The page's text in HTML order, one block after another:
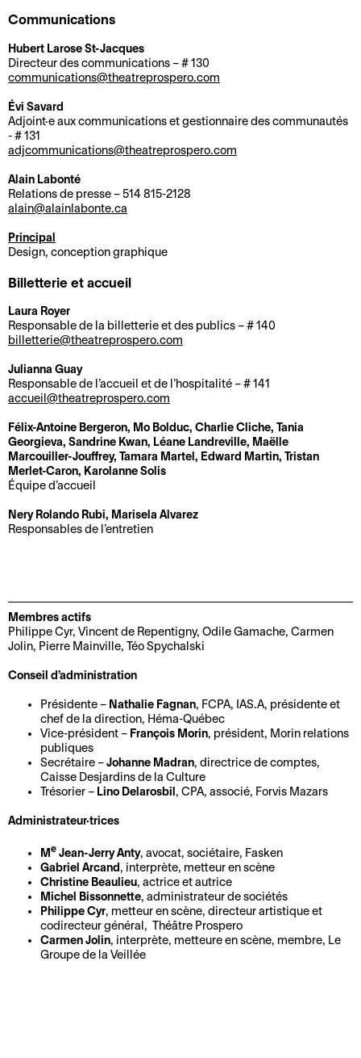
r
c
h
i
v
e
s
C
a
l
e
n
d
r
i
e
r
s
C
a
f
é
-
b
a
r
d
u
P
r
s
p
r
o
À
p
r
o
x
i
é
D
v
n
i
s
t
i
q
u
e
H
i
s
t
o
r
q
u
É
q
u
i
p
e
e
t
L
e
G
o
a
r
i
e
e
n
l
i
g
n
e
T
a
r
i
f
s
e
t
f
o
r
f
a
i
t
s
o
u
p
s
i
t
é
R
e
n
c
o
n
t
r
e
s
p
u
b
l
i
q
u
e
s
A
r
t
i
s
e
n
é
e
L
a
b
o
u
t
i
q
u
e
V
ê
t
e
m
e
n
t
s
e
t
a
c
s
o
i
e
h
E
n
c
h
a
n
t
i
e
r
e
j
e
t
S
r
Communications
Hubert Larose St-Jacques
Directeur des communications – # 130
communications@theatreprospero.com
Évi Savard
Adjoint·e aux communications et gestionnaire des communautés
- # 131
adjcommunications@theatreprospero.com
Alain Labonté
Relations de presse – 514 815-2128
alain@alainlabonte.ca
Principal
Design, conception graphique
Billetterie et accueil
Laura Royer
Responsable de la billetterie et des publics – # 140
billetterie@theatreprospero.com
Julianna Guay
Responsable de l’accueil et de l’hospitalité – # 141
accueil@theatreprospero.com
Félix-Antoine Bergeron, Mo Bolduc, Charlie Cliche, Tania
Georgieva, Sandrine Kwan, Léane Landreville, Maëlle
Marcouiller-Jouffrey, Tamara Martel, Edward Martin, Tristan
Merlet-Caron, Karolanne Solis
Équipe d’accueil
Nery Rolando Rubi, Marisela Alvarez
Responsables de l’entretien
Membres actifs
Philippe Cyr, Vincent de Repentigny, Odile Gamache, Carmen
Jolin, Pierre Mainville, Téo Spychalski
Conseil d’administration
Présidente – Nathalie Fagnan, FCPA, IAS.A, présidente et
chef de la direction, Héma-Québec
Vice-président – François Morin, président, Morin relations
publiques
Secrétaire –Johanne Madran, directrice de comptes,
Caisse Desjardins de la Culture
Trésorier – Lino Delarosbil , CPA, associé, Forvis Mazars
Administrateur·trices
M e Jean-Jerry Anty, avocat, sociétaire, Fasken
Gabriel Arcand , interprète, metteur en scène
Christine Beaulieu, actrice et autrice
Michel Bissonnette, administrateur de sociétés
Philippe Cyr, metteur en scène, directeur artistique et
codirecteur général, Théâtre Prospero
Carmen Jolin, interprète, metteure en scène, membre, Le
Groupe de la Veillée